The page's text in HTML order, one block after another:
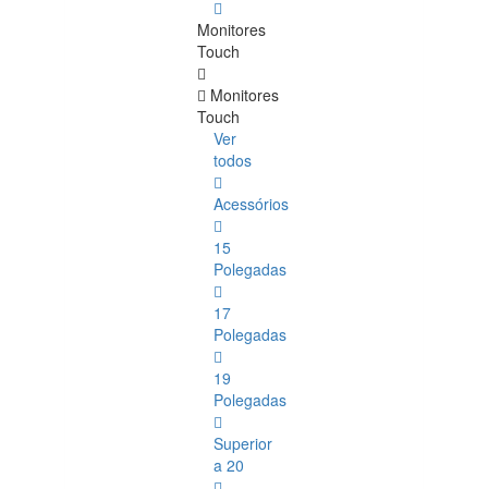
Monitores
Touch
Monitores
Touch
Ver
todos
Acessórios
15
Polegadas
17
Polegadas
19
Polegadas
Superior
a 20